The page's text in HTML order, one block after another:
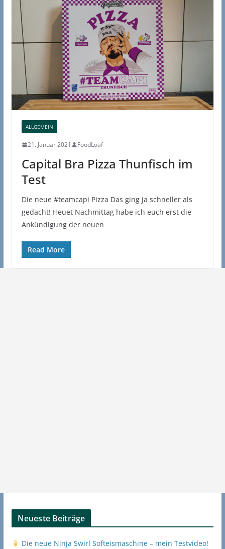
ALLGEMEIN
21. Januar 2021 FoodLoaf
Capital Bra Pizza Thunfisch im
Test
Die neue #teamcapi Pizza Das ging ja schneller als
gedacht! Heuet Nachmittag habe ich euch erst die
Ankündigung der neuen
Read More
Neueste Beiträge
Die neue Ninja Swirl Softeismaschine – mein Testvideo!